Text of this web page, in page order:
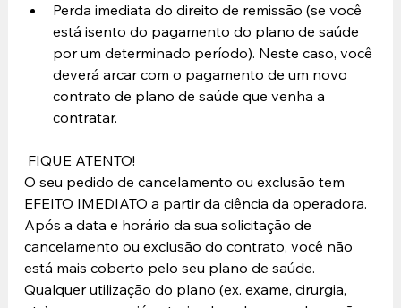
Perda imediata do direito de remissão (se você
está isento do pagamento do plano de saúde
por um determinado período). Neste caso, você
deverá arcar com o pagamento de um novo
contrato de plano de saúde que venha a
contratar.
FIQUE ATENTO!
O seu pedido de cancelamento ou exclusão tem
EFEITO IMEDIATO a partir da ciência da operadora.
Após a data e horário da sua solicitação de
cancelamento ou exclusão do contrato, você não
está mais coberto pelo seu plano de saúde.
Qualquer utilização do plano (ex. exame, cirurgia,